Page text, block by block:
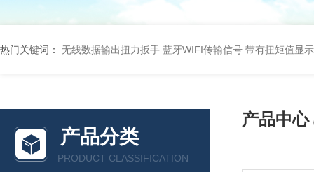
热门关键词： 无线数据输出扭力扳手 蓝牙WIFI传输信号 带有扭矩值显
产品分类
PRODUCT CLASSIFICATION
产品中心